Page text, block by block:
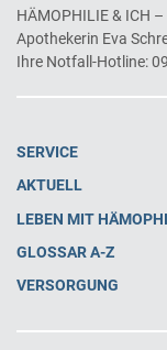
HÄMOPHILIE & ICH
Apothekerin Eva
Ihre Notfall-Hotline:
SERVICE
AKTUELL
LEBEN MIT
GLOSSAR A-Z
VERSORGUNG